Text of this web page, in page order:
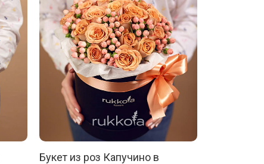
Букет из роз Капучино в